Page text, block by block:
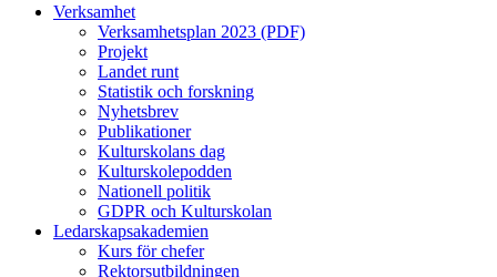
Verksamhet
Verksamhetsplan 2023 (PDF)
Projekt
Landet runt
Statistik och forskning
Nyhetsbrev
Publikationer
Kulturskolans dag
Kulturskolepodden
Nationell politik
GDPR och Kulturskolan
Ledarskapsakademien
Kurs för chefer
Rektorsutbildningen